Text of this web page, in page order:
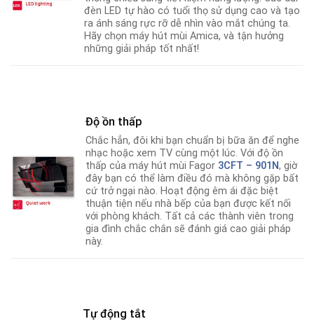
đèn LED tự hào có tuổi thọ sử dụng cao và tạo
ra ánh sáng rực rỡ dễ nhìn vào mắt chúng ta.
Hãy chọn máy hút mùi Amica, và tận hưởng
những giải pháp tốt nhất!
Độ ồn thấp
Chắc hẳn, đôi khi bạn chuẩn bị bữa ăn để nghe
nhạc hoặc xem TV cùng một lúc. Với độ ồn
thấp của máy hút mùi Fagor 3CFT – 901N, giờ
đây bạn có thể làm điều đó mà không gặp bất
cứ trở ngại nào. Hoạt động êm ái đặc biệt
thuận tiện nếu nhà bếp của bạn được kết nối
với phòng khách. Tất cả các thành viên trong
gia đình chắc chắn sẽ đánh giá cao giải pháp
này.
Tự động tắt